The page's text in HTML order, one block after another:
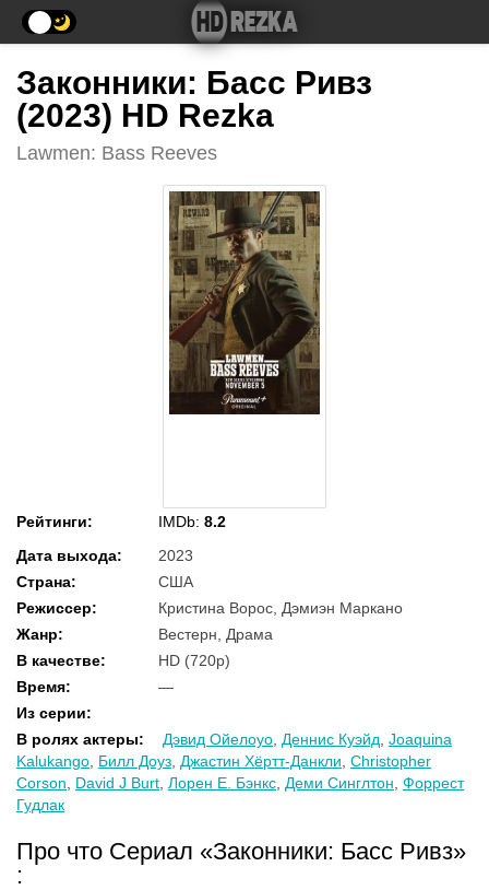
Законники: Басс Ривз
(2023) HD Rezka
Lawmen: Bass Reeves
Рейтинги: IMDb: 8.2
Дата выхода:
2023
Страна:
США
Режиссер:
Кристина Ворос, Дэмиэн Маркано
Жанр:
Вестерн, Драма
В качестве:
HD (720p)
Время:
—
Из серии:
В ролях актеры: Дэвид Ойелоуо Деннис Куэйд Joaquina
Kalukango Билл Доуз Джастин Хёртт-Данкли Christopher
Corson
David J Burt Лорен Е. Бэнкс Деми Синглтон Форрест
Гудлак
Про что Сериал «Законники: Басс Ривз»
: